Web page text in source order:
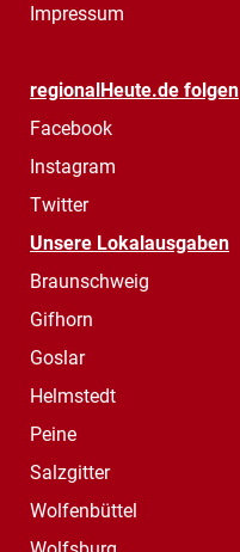
Impressum
regionalHeute.de folgen
Facebook
Instagram
Twitter
Unsere Lokalausgaben
Braunschweig
Gifhorn
Goslar
Helmstedt
Peine
Salzgitter
Wolfenbüttel